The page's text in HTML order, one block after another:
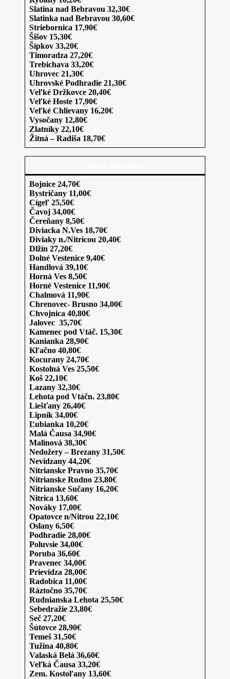
Slatina nad Bebravou 32,30€
Slatinka nad Bebravou 30,60€
Striebornica 17,90€
Šišov 15,30€
Šípkov 33,20€
Timoradza 27,20€
Trebichava 33,20€
Uhrovec 21,30€
Uhrovské Podhradie 21,30€
Veľké Držkovce 20,40€
Veľké Hoste 17,90€
Veľké Chlievany 16,20€
Vysočany 12,80€
Zlatníky 22,10€
Žitná – Radiša 18,70€
Bojnice 24,70€
Bystričany 11,00€
Cígeľ 25,50€
Čavoj 34,00€
Čereňany 8,50€
Diviacka N.Ves 18,70€
Diviaky n./Nitricou 20,40€
Dlžín 27,20€
Dolné Vestenice 9,40€
Handlová 39,10€
Horná Ves 8,50€
Horné Vestenice 11,90€
Chalmová 11,90€
Chrenovec- Brusno 34,00€
Chvojnica 40,80€
Jalovec 35,70€
Kamenec pod Vtáč. 15,30€
Kanianka 28,90€
Kľačno 40,80€
Kocurany 24,70€
Kostolná Ves 25,50€
Koš 22,10€
Lazany 32,30€
Lehota pod Vtáčn. 23,80€
Liešťany 26,40€
Lipník 34,00€
Ľubianka 10,20€
Malá Čausa 34,90€
Malinová 38,30€
Nedožery – Brezany 31,50€
Nevidzany 44,20€
Nitrianske Pravno 35,70€
Nitrianske Rudno 23,80€
Nitrianske Sučany 16,20€
Nitrica 13,60€
Nováky 17,00€
Opatovce n/Nitrou 22,10€
Oslany 6,50€
Podhradie 28,00€
Poluvsie 34,00€
Poruba 36,60€
Pravenec 34,00€
Prievidza 28,00€
Radobica 11,00€
Ráztočno 35,70€
Rudnianska Lehota 25,50€
Sebedražie 23,80€
Seč 27,20€
Šútovce 28,90€
Temeš 31,50€
Tužina 40,80€
Valaská Belá 36,60€
Veľká Čausa 33,20€
Zem. Kostoľany 13,60€